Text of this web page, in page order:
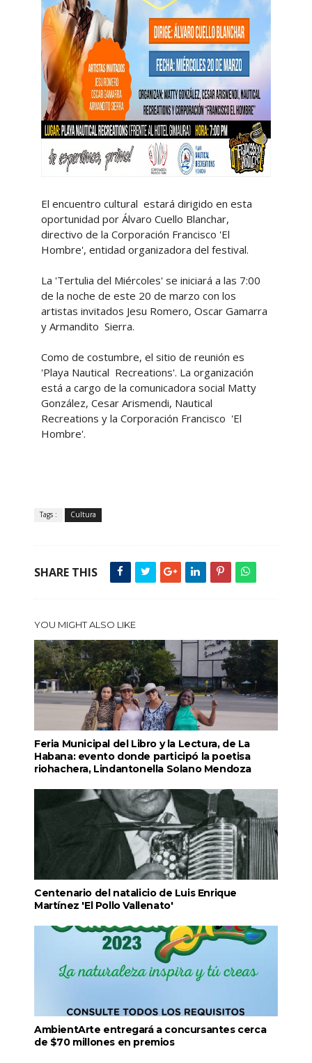
El encuentro cultural estará dirigido en esta
oportunidad por Álvaro Cuello Blanchar,
directivo de la Corporación Francisco 'El
Hombre', entidad organizadora del festival.
La 'Tertulia del Miércoles' se iniciará a las 7:00
de la noche de este 20 de marzo con los
artistas invitados Jesu Romero, Oscar Gamarra
y Armandito Sierra.
Como de costumbre, el sitio de reunión es
'Playa Nautical Recreations'. La organización
está a cargo de la comunicadora social Matty
González, Cesar Arismendi, Nautical
Recreations y la Corporación Francisco 'El
Hombre'.
Tags : Cultura
SHARE THIS
YOU MIGHT ALSO LIKE
Feria Municipal del Libro y la Lectura, de La
Habana: evento donde participó la poetisa
riohachera, Lindantonella Solano Mendoza
Centenario del natalicio de Luis Enrique
Martínez 'El Pollo Vallenato'
AmbientArte entregará a concursantes cerca
de $70 millones en premios